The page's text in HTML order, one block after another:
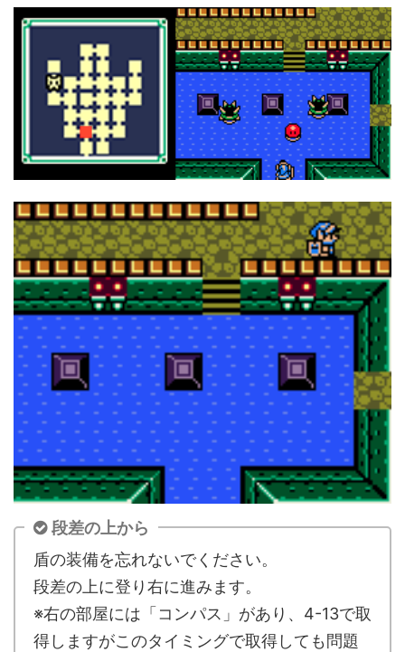
段差の上から
盾の装備を忘れないでください。
段差の上に登り右に進みます。
※右の部屋には「コンパス」があり、4-13で取
得しますがこのタイミングで取得しても問題